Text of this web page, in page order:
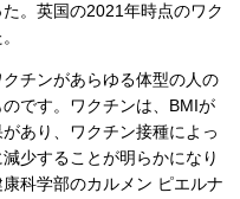
。英国の2021年時点のワク
チンがあらゆる体型の人の
です。ワクチンは、BMIが
あり、ワクチン接種によっ
少することが明らかになり
科学部のカルメン ピエルナ